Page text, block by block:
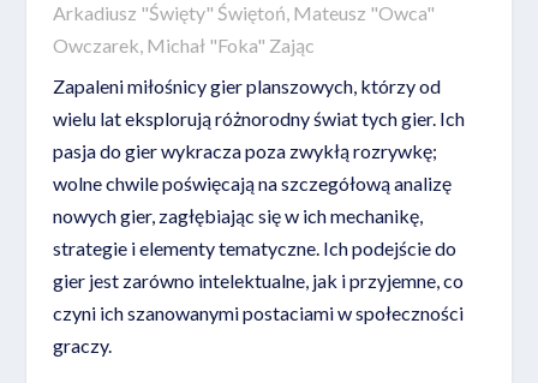
Arkadiusz "Święty" Świętoń, Mateusz "Owca"
Owczarek, Michał "Foka" Zając
Zapaleni miłośnicy gier planszowych, którzy od
wielu lat eksplorują różnorodny świat tych gier. Ich
pasja do gier wykracza poza zwykłą rozrywkę;
wolne chwile poświęcają na szczegółową analizę
nowych gier, zagłębiając się w ich mechanikę,
strategie i elementy tematyczne. Ich podejście do
gier jest zarówno intelektualne, jak i przyjemne, co
czyni ich szanowanymi postaciami w społeczności
graczy.